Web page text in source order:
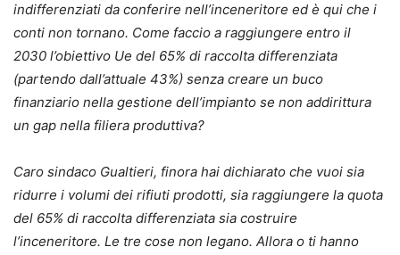
indifferenziati da conferire nell’inceneritore ed è qui che i
conti non tornano. Come faccio a raggiungere entro il
2030 l’obiettivo Ue del 65% di raccolta differenziata
(partendo dall’attuale 43%) senza creare un buco
finanziario nella gestione dell’impianto se non addirittura
un gap nella filiera produttiva?
Caro sindaco Gualtieri, finora hai dichiarato che vuoi sia
ridurre i volumi dei rifiuti prodotti, sia raggiungere la quota
del 65% di raccolta differenziata sia costruire
l’inceneritore. Le tre cose non legano. Allora o ti hanno